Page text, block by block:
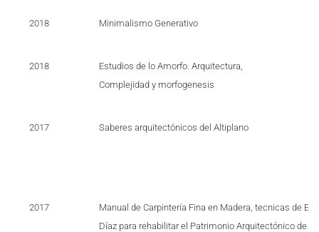
2018 Minimalismo Generativo
2018
Estudios de lo Amorfo. Arquitectura,
Complejidad y morfogenesis
2017 Saberes arquitectónicos del Altiplano
2017
Manual de Carpintería Fina en Madera, tecnicas de
Díaz para rehabilitar el Patrimonio Arquitectónico de la